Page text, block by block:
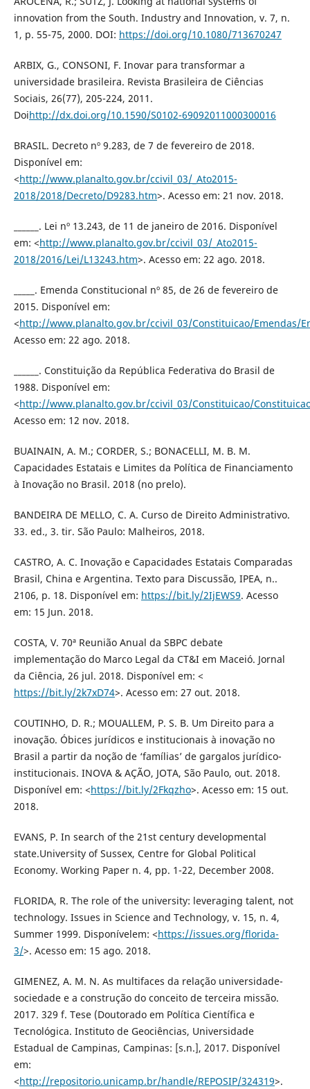
innovation from the South. Industry and Innovation, v. 7, n.
1, p. 55-75, 2000. DOI: https://doi.org/10.1080/713670247
ARBIX, G., CONSONI, F. Inovar para transformar a
universidade brasileira. Revista Brasileira de Ciências
Sociais, 26(77), 205-224, 2011.
Doihttp://dx.doi.org/10.1590/S0102-69092011000300016
BRASIL. Decreto nº 9.283, de 7 de fevereiro de 2018.
Disponível em:
<http://www.planalto.gov.br/ccivil_03/_Ato2015-
2018/2018/Decreto/D9283.htm>. Acesso em: 21 nov. 2018.
______. Lei nº 13.243, de 11 de janeiro de 2016. Disponível
em: <http://www.planalto.gov.br/ccivil_03/_Ato2015-
2018/2016/Lei/L13243.htm>. Acesso em: 22 ago. 2018.
_____. Emenda Constitucional nº 85, de 26 de fevereiro de
2015. Disponível em:
<http://www.planalto.gov.br/ccivil_03/Constituicao/Emendas/
Acesso em: 22 ago. 2018.
______. Constituição da República Federativa do Brasil de
1988. Disponível em:
<http://www.planalto.gov.br/ccivil_03/Constituicao/
Acesso em: 12 nov. 2018.
BUAINAIN, A. M.; CORDER, S.; BONACELLI, M. B. M.
Capacidades Estatais e Limites da Política de Financiamento
à Inovação no Brasil. 2018 (no prelo).
BANDEIRA DE MELLO, C. A. Curso de Direito Administrativo.
33. ed., 3. tir. São Paulo: Malheiros, 2018.
CASTRO, A. C. Inovação e Capacidades Estatais Comparadas
Brasil, China e Argentina. Texto para Discussão, IPEA, n..
2106, p. 18. Disponível em: https://bit.ly/2IjEWS9. Acesso
em: 15 Jun. 2018.
COSTA, V. 70ª Reunião Anual da SBPC debate
implementação do Marco Legal da CT&I em Maceió. Jornal
da Ciência, 26 jul. 2018. Disponível em: <
https://bit.ly/2k7xD74>. Acesso em: 27 out. 2018.
COUTINHO, D. R.; MOUALLEM, P. S. B. Um Direito para a
inovação. Óbices jurídicos e institucionais à inovação no
Brasil a partir da noção de ‘famílias’ de gargalos jurídico-
institucionais. INOVA & AÇÃO, JOTA, São Paulo, out. 2018.
Disponível em: <https://bit.ly/2Fkqzho>. Acesso em: 15 out.
2018.
EVANS, P. In search of the 21st century developmental
state.University of Sussex, Centre for Global Political
Economy. Working Paper n. 4, pp. 1-22, December 2008.
FLORIDA, R. The role of the university: leveraging talent, not
technology. Issues in Science and Technology, v. 15, n. 4,
Summer 1999. Disponívelem: <https://issues.org/florida-
3/>. Acesso em: 15 ago. 2018.
GIMENEZ, A. M. N. As multifaces da relação universidade-
sociedade e a construção do conceito de terceira missão.
2017. 329 f. Tese (Doutorado em Política Científica e
Tecnológica. Instituto de Geociências, Universidade
Estadual de Campinas, Campinas: [s.n.], 2017. Disponível
em:
<http://repositorio.unicamp.br/handle/REPOSIP/324319>.